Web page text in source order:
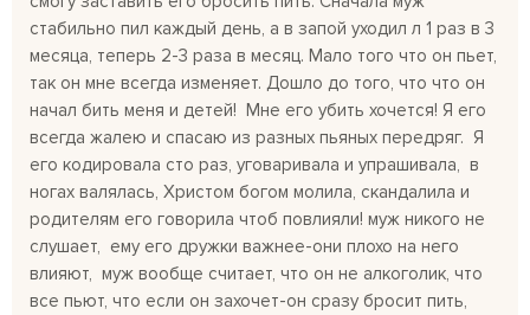
стабильно пил каждый день, а в запой уходил л 1 раз в 3
месяца, теперь 2-3 раза в месяц. Мало того что он пьет,
так он мне всегда изменяет. Дошло до того, что что он
начал бить меня и детей! Мне его убить хочется! Я его
всегда жалею и спасаю из разных пьяных передряг. Я
его кодировала сто раз, уговаривала и упрашивала, в
ногах валялась, Христом богом молила, скандалила и
родителям его говорила чтоб повлияли! муж никого не
слушает, ему его дружки важнее-они плохо на него
влияют, муж вообще считает, что он не алкоголик, что
все пьют, что если он захочет-он сразу бросит пить,